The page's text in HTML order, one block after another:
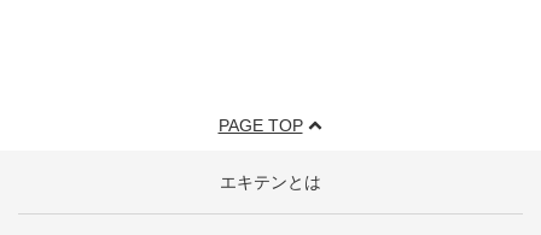
PAGE TOP
エキテンとは